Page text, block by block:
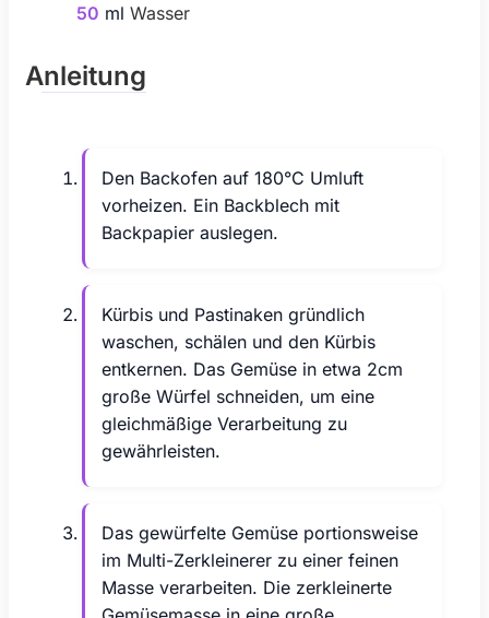
50 ml Wasser
Anleitung
Den Backofen auf 180°C Umluft
vorheizen. Ein Backblech mit
Backpapier auslegen.
Kürbis und Pastinaken gründlich
waschen, schälen und den Kürbis
entkernen. Das Gemüse in etwa 2cm
große Würfel schneiden, um eine
gleichmäßige Verarbeitung zu
gewährleisten.
Das gewürfelte Gemüse portionsweise
im Multi-Zerkleinerer zu einer feinen
Masse verarbeiten. Die zerkleinerte